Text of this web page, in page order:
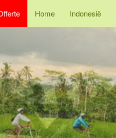
Home Indonesië